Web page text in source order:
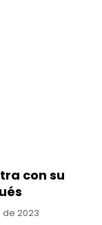
con su
de 2023